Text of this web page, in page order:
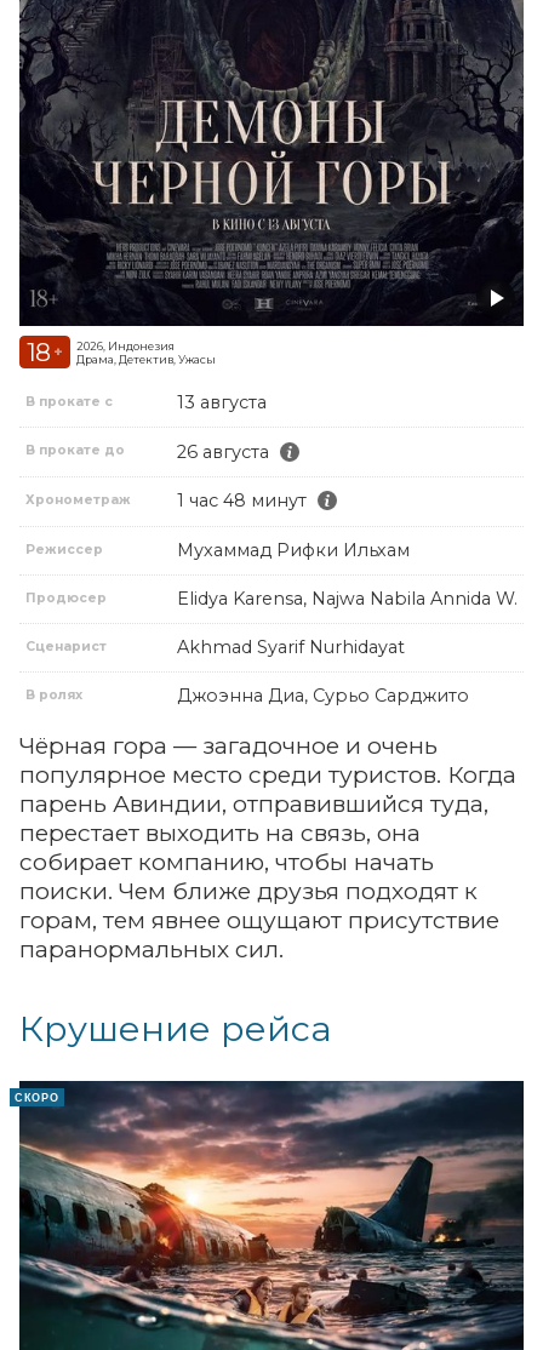
18 +
2026, Индонезия
Драма, Детектив, Ужасы
В прокате с 13 августа
В прокате до 26 августа
Хронометраж 1 час 48 минут
Режиссер Мухаммад Рифки Ильхам
Продюсер Elidya Karensa, Najwa Nabila Annida W.
Сценарист Akhmad Syarif Nurhidayat
В ролях Джоэнна Диа, Сурьо Сарджито
Чёрная гора — загадочное и очень
популярное место среди туристов. Когда
парень Авиндии, отправившийся туда,
перестает выходить на связь, она
собирает компанию, чтобы начать
поиски. Чем ближе друзья подходят к
горам, тем явнее ощущают присутствие
паранормальных сил.
Крушение рейса
СКОРО